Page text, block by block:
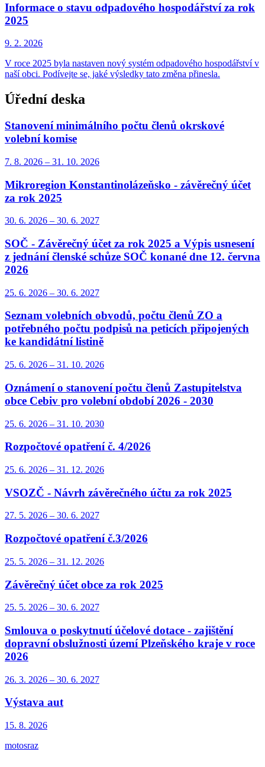
Informace o stavu odpadového hospodářství za rok
2025
9. 2. 2026
V roce 2025 byla nastaven nový systém odpadového hospodářství v
naší obci. Podívejte se, jaké výsledky tato změna přinesla.
Úřední deska
Stanovení minimálního počtu členů okrskové
volební komise
7. 8. 2026 – 31. 10. 2026
Mikroregion Konstantinolázeňsko - závěrečný účet
za rok 2025
30. 6. 2026 – 30. 6. 2027
SOČ - Závěrečný účet za rok 2025 a Výpis usnesení
z jednání členské schůze SOČ konané dne 12. června
2026
25. 6. 2026 – 30. 6. 2027
Seznam volebních obvodů, počtu členů ZO a
potřebného počtu podpisů na peticích připojených
ke kandidátní listině
25. 6. 2026 – 31. 10. 2026
Oznámení o stanovení počtu členů Zastupitelstva
obce Cebiv pro volební období 2026 - 2030
25. 6. 2026 – 31. 10. 2030
Rozpočtové opatření č. 4/2026
25. 6. 2026 – 31. 12. 2026
VSOZČ - Návrh závěrečného účtu za rok 2025
27. 5. 2026 – 30. 6. 2027
Rozpočtové opatření č.3/2026
25. 5. 2026 – 31. 12. 2026
Závěrečný účet obce za rok 2025
25. 5. 2026 – 30. 6. 2027
Smlouva o poskytnutí účelové dotace - zajištění
dopravní obslužnosti území Plzeňského kraje v roce
2026
26. 3. 2026 – 30. 6. 2027
Výstava aut
15. 8. 2026
motosraz